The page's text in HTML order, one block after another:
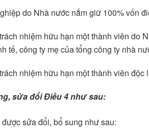
do Nhà nước nắm giữ 100% vốn
nhiệm hữu hạn một thành viên do
tế, công ty mẹ của tổng công ty nhà
nhiệm hữu hạn một thành viên
sửa đổiĐiều 4 như sau:
sửa đổi, bổ sung như sau: